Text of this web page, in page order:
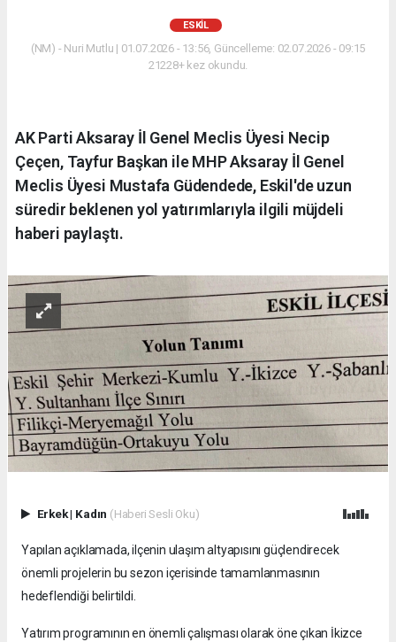
ESKİL
(NM) - Nuri Mutlu | 01.07.2026 - 13:56, Güncelleme: 02.07.2026 - 09:15
21228+ kez okundu.
AK Parti Aksaray İl Genel Meclis Üyesi Necip
Çeçen, Tayfur Başkan ile MHP Aksaray İl Genel
Meclis Üyesi Mustafa Güdendede, Eskil'de uzun
süredir beklenen yol yatırımlarıyla ilgili müjdeli
haberi paylaştı.
Erkek| Kadın (Haberi Sesli Oku)
Yapılan açıklamada, ilçenin ulaşım altyapısını güçlendirecek
önemli projelerin bu sezon içerisinde tamamlanmasının
hedeflendiği belirtildi.
Yatırım programının en önemli çalışması olarak öne çıkan İkizce